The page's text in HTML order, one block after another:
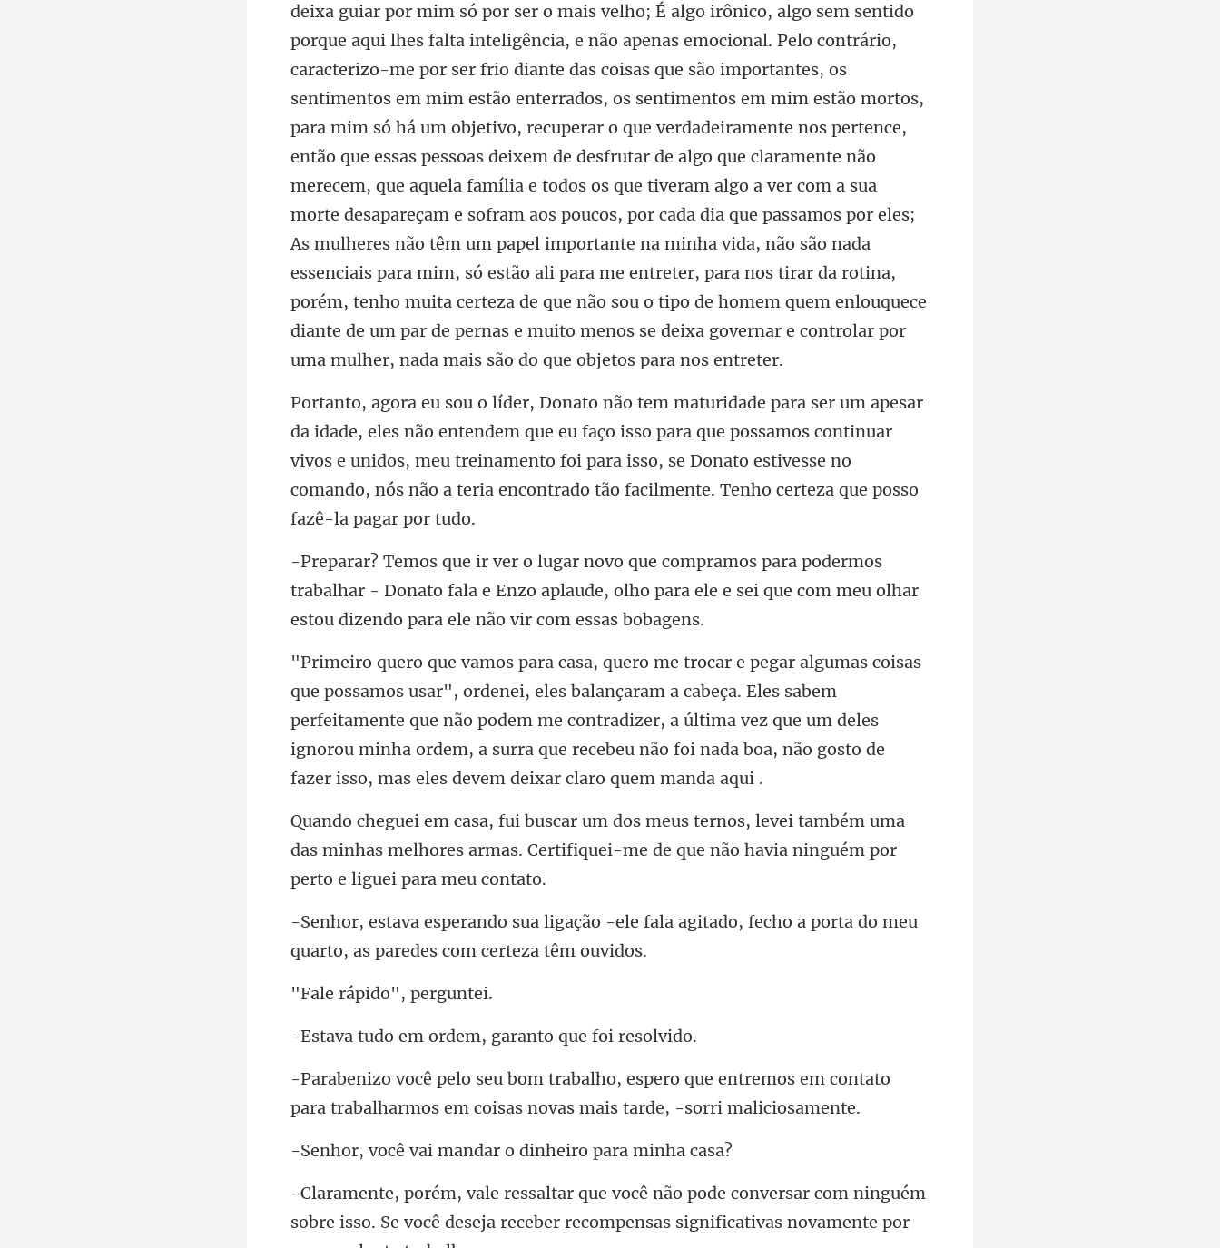
entimentos em mim estão mortos,
para mim só há um objetivo, recuperar o que verdadeiramente nos pertence,
então que essas pessoas deixem de desfrutar de algo que claramente não
merecem, que aquela família e todos os que tiveram algo a ver com a sua
morte desapareçam e sofram aos poucos, por cada dia que passamos por eles;
As mulheres não
ue eu faço isso para que possamos continuar
vivos e unidos, meu treinamento foi para isso, se Donato estiv
mos
trabalhar - Donato fala e Enzo aplaude, olho para ele e sei q
ançaram a cabeça. Eles sabem
perfeitamente que não podem me contradizer, a última vez que um deles
ignorou minha
ei também uma
das minhas melhores armas. Certifiquei-me de
le fala agitado, fecho a porta do meu
qu
pido", p
ordem, garanto q
que entremos em contato
para trabalharmos em
mandar o dinheir
rsar com ninguém
sobre isso. Se você deseja receber recomp